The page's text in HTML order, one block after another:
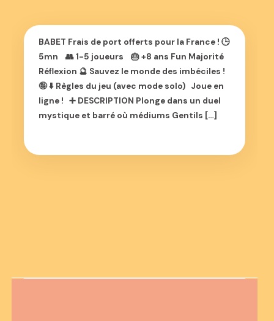
BABET Frais de port offerts pour la France ! 🕒
5mn 👥 1-5 joueurs 🎂 +8 ans Fun Majorité
Réflexion 🔮 Sauvez le monde des imbéciles !
🤪 ⬇️ Règles du jeu (avec mode solo) Joue en
ligne ! ➕ DESCRIPTION Plonge dans un duel
mystique et barré où médiums Gentils […]